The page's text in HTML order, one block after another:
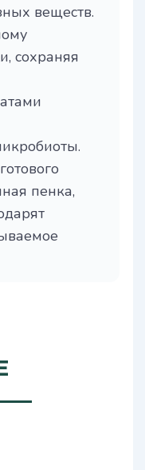
веществ.
сохраняя
пенка,